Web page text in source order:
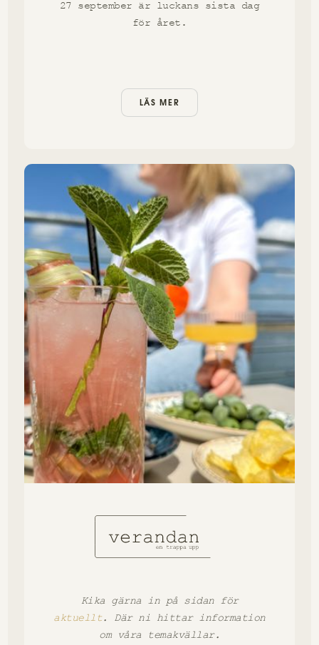
27 september är luckans sista dag
för året.
LÄS MER
Kika gärna in på sidan för
aktuellt. Där ni hittar information
om våra temakvällar.